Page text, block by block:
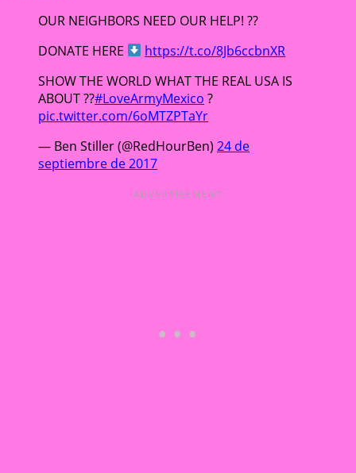
OUR NEIGHBORS NEED OUR HELP! ??
DONATE HERE
https://t.co/8Jb6ccbnXR
SHOW THE WORLD WHAT THE REAL USA IS
ABOUT ??#LoveArmyMexico ?
pic.twitter.com/6oMTZPTaYr
— Ben Stiller (@RedHourBen) 24 de
septiembre de 2017